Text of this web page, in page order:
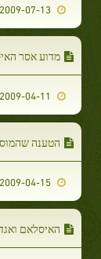
מדוע אסר
הטענה
האיסלאם